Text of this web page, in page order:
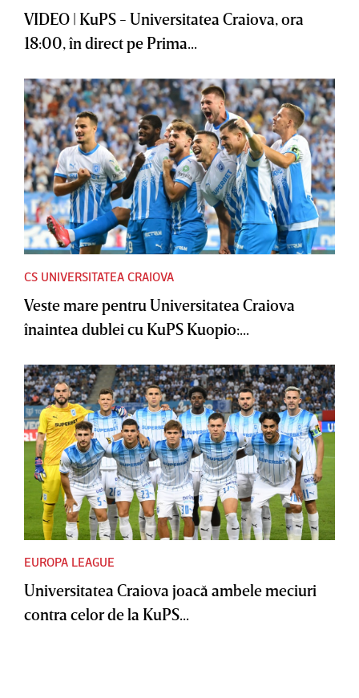
VIDEO | KuPS - Universitatea Craiova, ora
18:00, în direct pe Prima...
CS UNIVERSITATEA CRAIOVA
Veste mare pentru Universitatea Craiova
înaintea dublei cu KuPS Kuopio:...
EUROPA LEAGUE
Universitatea Craiova joacă ambele meciuri
contra celor de la KuPS...